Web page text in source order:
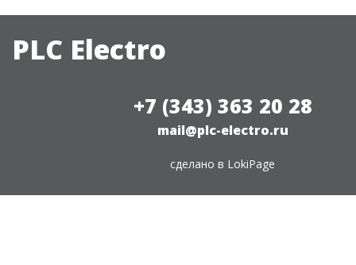
PLC Electro
+7 (343) 363 20 28
mail@plc-electro.ru
сделано в LokiPage